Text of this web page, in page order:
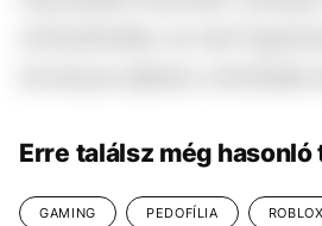
Erre találsz még
GAMING PEDOFÍLIA ROBLOX